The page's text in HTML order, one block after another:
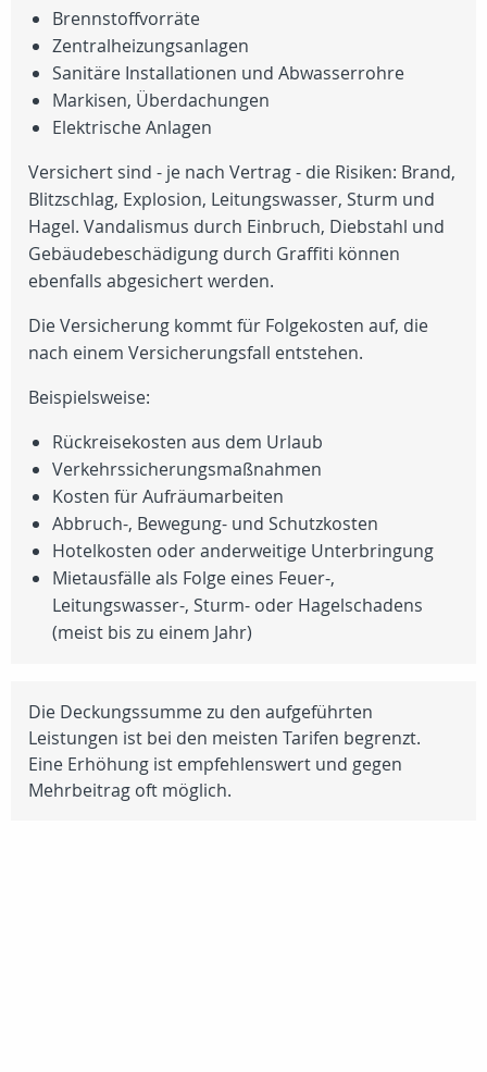
Brennstoffvorräte
Zentralheizungsanlagen
Sanitäre Installationen und Abwasserrohre
Markisen, Überdachungen
Elektrische Anlagen
Versichert sind - je nach Vertrag - die Risiken: Brand,
Blitzschlag, Explosion, Leitungswasser, Sturm und
Hagel. Vandalismus durch Einbruch, Diebstahl und
Gebäudebeschädigung durch Graffiti können
ebenfalls abgesichert werden.
Die Versicherung kommt für Folgekosten auf, die
nach einem Versicherungsfall entstehen.
Beispielsweise:
Rückreisekosten aus dem Urlaub
Verkehrssicherungsmaßnahmen
Kosten für Aufräumarbeiten
Abbruch-, Bewegung- und Schutzkosten
Hotelkosten oder anderweitige Unterbringung
Mietausfälle als Folge eines Feuer-,
Leitungswasser-, Sturm- oder Hagelschadens
(meist bis zu einem Jahr)
Die Deckungssumme zu den aufgeführten
Leistungen ist bei den meisten Tarifen begrenzt.
Eine Erhöhung ist empfehlenswert und gegen
Mehrbeitrag oft möglich.